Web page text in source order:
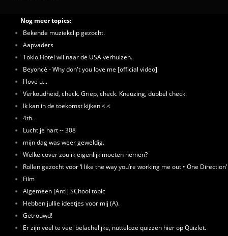
Nog meer topics:
Bekende muziekclip gezocht.
Aapvaders
Tokio Hotel wil naar de USA verhuizen.
Beyoncé - Why don't you love me [official video]
I love u...
Verkoudheid, check. Griep, check. Kneuzing, dubbel check.
Ik kan in de toekomst kijken <.<
4th.
Lucht je hart -- 308
mijn dag was weer geweldig.
Welke cover zou ik eigenlijk moeten nemen?
Rollen gezocht voor ‘I like the way you’re working me out • One Direction’
Film
Algemeen [Anti] SChool topic
Hebben jullie ideetjes voor mij (A).
Getrouwd!
Er zijn veel te veel belachelijke, nutteloze quizzen hier op Quizlet.